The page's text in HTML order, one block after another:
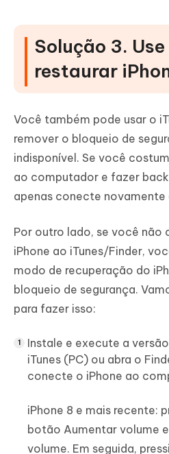
Solução 3.
restaurar
Você também pode usar o
remover o bloqueio de
indisponível. Se você
ao computador e fazer
apenas conecte
Por outro lado, se você
iPhone ao iTunes/Finder,
modo de recuperação do
bloqueio de segurança.
para fazer isso:
Instale e execute a
iTunes (PC) ou abra o
conecte o iPhone ao
iPhone 8 e mais recente:
botão Aumentar volume
volume. Em seguida,